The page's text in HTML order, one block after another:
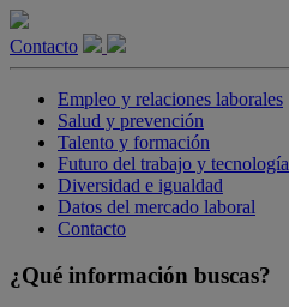
Contacto
Empleo y relaciones laborales
Salud y prevención
Talento y formación
Futuro del trabajo y tecnología
Diversidad e igualdad
Datos del mercado laboral
Contacto
¿Qué información buscas?